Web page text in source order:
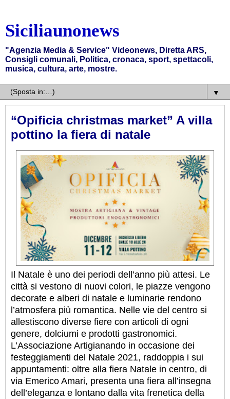
Siciliaunonews
"Agenzia Media & Service" Videonews, Diretta ARS,
Consigli comunali, Politica, cronaca, sport, spettacoli,
musica, cultura, arte, mostre.
▼
“Opificia christmas market” A villa
pottino la fiera di natale
Il Natale è uno dei periodi dell’anno più attesi. Le
città si vestono di nuovi colori, le piazze vengono
decorate e alberi di natale e luminarie rendono
l’atmosfera più romantica. Nelle vie del centro si
allestiscono diverse fiere con articoli di ogni
genere, dolciumi e prodotti gastronomici.
L’Associazione Artigianando in occasione dei
festeggiamenti del Natale 2021, raddoppia i sui
appuntamenti: oltre alla fiera Natale in centro, di
via Emerico Amari, presenta una fiera all’insegna
dell’eleganza e lontano dalla vita frenetica della